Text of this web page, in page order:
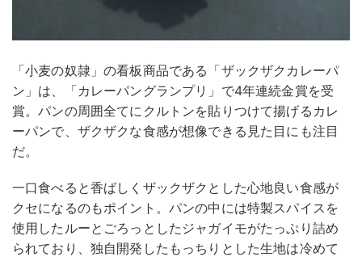
「小麦の奴隷」の看板商品である「ザックザクカレーパ
ン」は、「カレーパングランプリ」で4年連続金賞を受
賞。パンの周囲全てにクルトンを貼りつけて揚げるカレ
ーパンで、ザクザクな食感が想像できる見た目にも注目
だ。
一口食べると香ばしくザックザクとした心地良い食感が
クセになるのもポイント。パンの中には特製スパイスを
使用したルーとごろっとしたジャガイモがたっぷり詰め
られており、独自開発したもっちりとした生地は冷めて